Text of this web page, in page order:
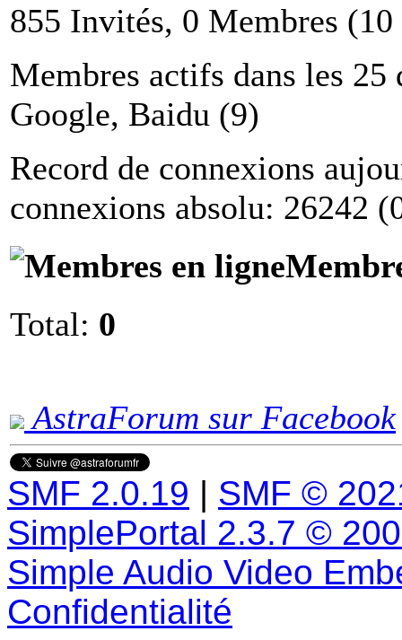
855 Invités, 0 Membres (10
Membres actifs dans les 25
Google, Baidu (9)
Record de connexions
connexions absolu: 26242
Total: 0
AstraForum sur Facebook
SMF 2.0.19 | SMF ©
SimplePortal 2.3.7 ©
Simple Audio Video
Confidentialité